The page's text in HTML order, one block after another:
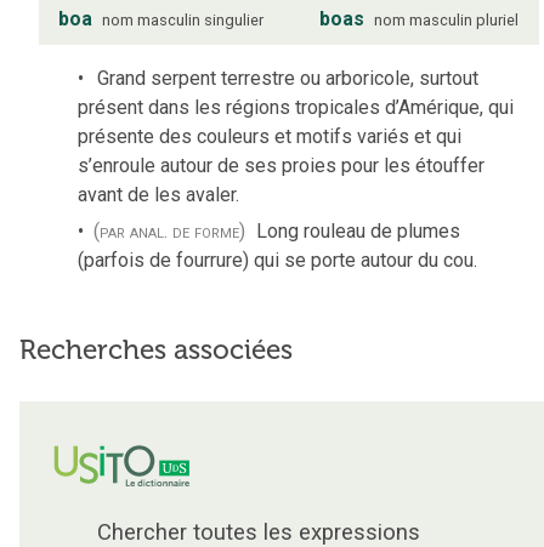
boa nom masculin singulier boas nom masculin pluriel
Grand serpent terrestre ou arboricole, surtout
présent dans les régions tropicales d’Amérique, qui
présente des couleurs et motifs variés et qui
s’enroule autour de ses proies pour les étouffer
avant de les avaler.
(par anal. de forme) Long rouleau de plumes
(parfois de fourrure) qui se porte autour du cou.
Recherches associées
Chercher toutes les expressions